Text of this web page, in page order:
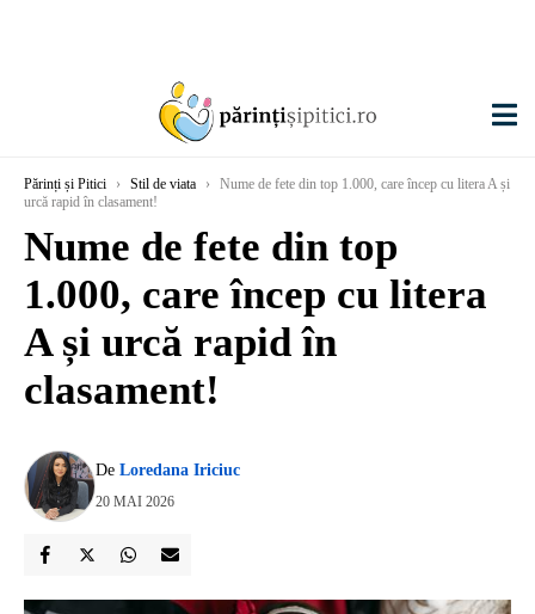
Părinți și Pitici › Stil de viata ›
Nume de fete din top 1.000, care încep cu litera A și
urcă rapid în clasament!
Nume de fete din top
1.000, care încep cu litera
A și urcă rapid în
clasament!
De Loredana Iriciuc
20 MAI 2026